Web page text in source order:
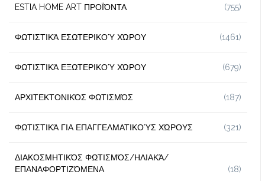
ESTIA HOME ART ΠΡΟΪΌΝΤΑ (755)
ΦΩΤΙΣΤΙΚΆ ΕΣΩΤΕΡΙΚΟΎ ΧΏΡΟΥ (1461)
ΦΩΤΙΣΤΙΚΆ ΕΞΩΤΕΡΙΚΟΎ ΧΏΡΟΥ (679)
ΑΡΧΙΤΕΚΤΟΝΙΚΌΣ ΦΩΤΙΣΜΌΣ (187)
ΦΩΤΙΣΤΙΚΆ ΓΙΑ ΕΠΑΓΓΕΛΜΑΤΙΚΟΎΣ ΧΏΡΟΥΣ (321)
ΔΙΑΚΟΣΜΗΤΙΚΌΣ ΦΩΤΙΣΜΌΣ/ΗΛΙΑΚΆ/
ΕΠΑΝΑΦΟΡΤΙΖΌΜΕΝΑ
(18)